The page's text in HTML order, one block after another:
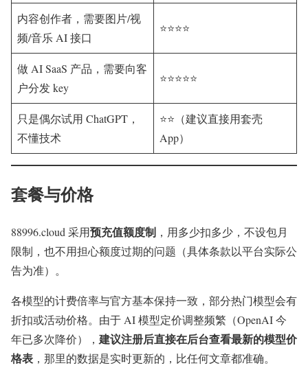
内容创作者，需要图片/视
频/音乐 AI 接口
⭐⭐⭐⭐
做 AI SaaS 产品，需要向客
户分发 key
⭐⭐⭐⭐⭐
只是偶尔试用 ChatGPT，
不懂技术
⭐⭐（建议直接用套壳
App）
套餐与价格
88996.cloud 采用预充值额度制 ，用多少扣多少，不设包月
限制，也不用担心额度过期的问题（具体条款以平台实际公
告为准）。
各模型的计费倍率与官方基本保持一致，部分热门模型会有
折扣或活动价格。由于 AI 模型定价调整频繁（OpenAI 今
年已多次降价）， 建议注册后直接在后台查看最新的模型价
格表 ，那里的数据是实时更新的，比任何文章都准确。